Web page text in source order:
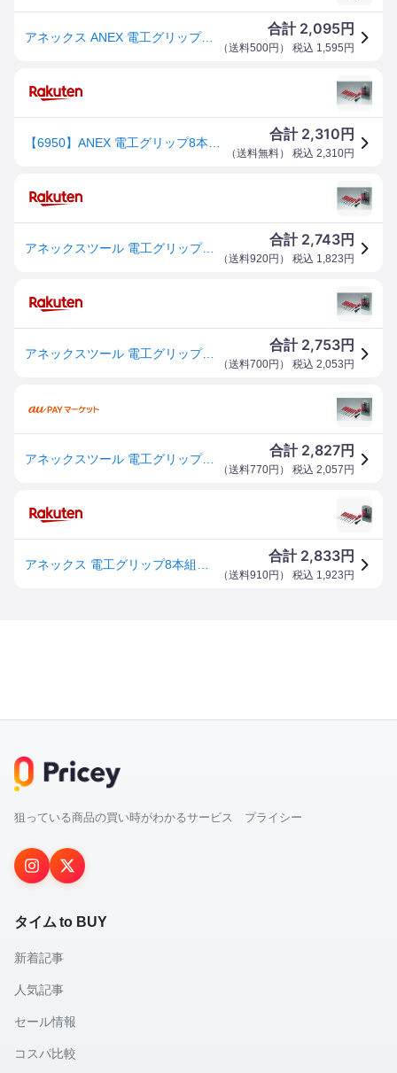
アネックス ANEX 電工グリップ8本組ドライバー セット NO.6950 WO店
合計 2,095円
（送料500円 ） 税込 1,595 円
合計 2,310 円
（送料無料） 税込 2,310円
アネックスツール 電工グリップ8本組ドライバーセット
合計 2,743円
（送料920円 ） 税込 1,823 円
アネックスツール 電工グリップ8本組ドライバーセット 4962485101633
合計 2,753円
（送料700円 ） 税込 2,053 円
アネックスツール 電工グリップ8本組ドライバーセット 【品番:6950】【JAN:4962485101633】
合計 2,827円
（送料770円 ） 税込 2,057 円
合計 2,833円
（送料910円 ） 税込 1,923 円
狙っている商品の買い時がわかるサービス プライシー
タイム to BUY
新着記事
人気記事
セール情報
コスパ比較